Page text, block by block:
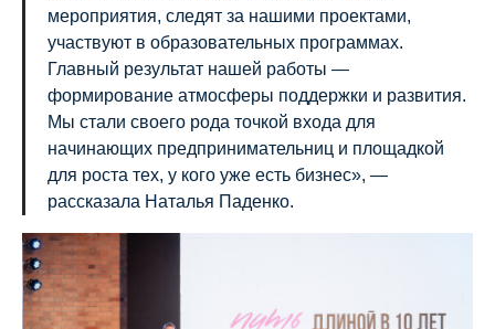
мероприятия, следят за нашими проектами,
участвуют в образовательных программах.
Главный результат нашей работы —
формирование атмосферы поддержки и развития.
Мы стали своего рода точкой входа для
начинающих предпринимательниц и площадкой
для роста тех, у кого уже есть бизнес», —
рассказала Наталья Паденко.